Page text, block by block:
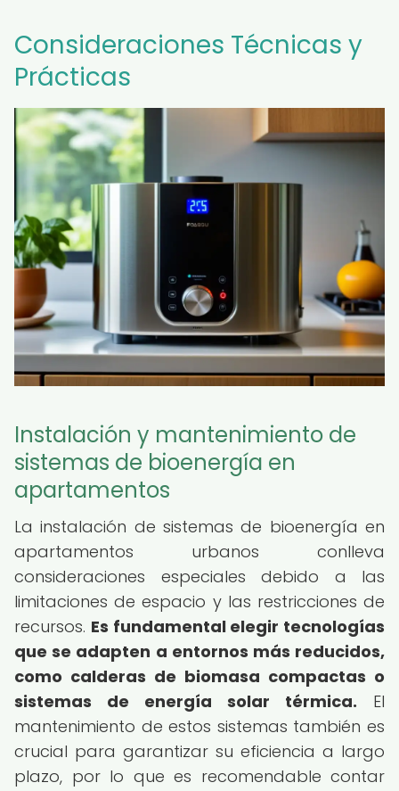
Consideraciones Técnicas y
Prácticas
Instalación y mantenimiento de
sistemas de bioenergía en
apartamentos
La instalación de sistemas de bioenergía en
apartamentos urbanos conlleva
consideraciones especiales debido a las
limitaciones de espacio y las restricciones de
recursos. Es fundamental elegir tecnologías
que se adapten a entornos más reducidos,
como calderas de biomasa compactas o
sistemas de energía solar térmica. El
mantenimiento de estos sistemas también es
crucial para garantizar su eficiencia a largo
plazo, por lo que es recomendable contar